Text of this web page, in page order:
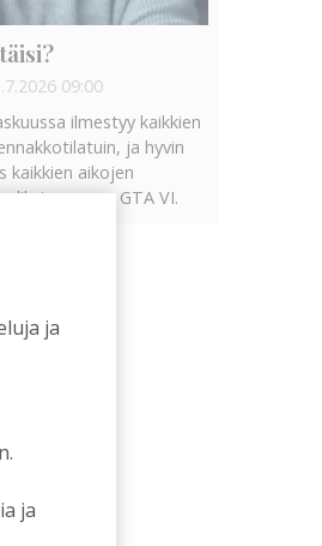
09:00
ilmestyy kaikkien
ja hyvin
kaikkien aikojen
nouseva GTA VI.
ja
ja